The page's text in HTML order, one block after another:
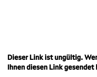
Dieser Link ist ungültig.
Ihnen diesen Link gesendet